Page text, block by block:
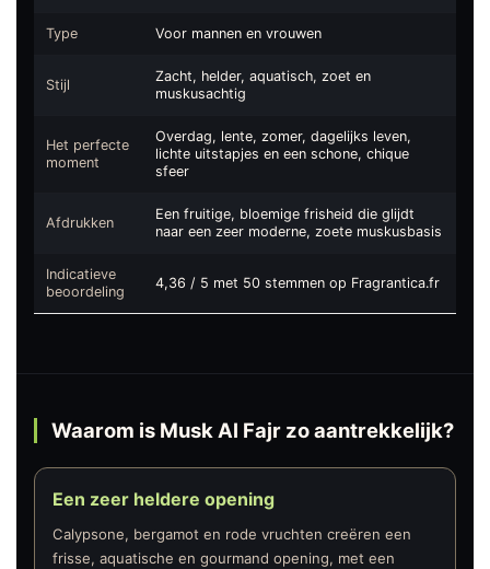
Type Voor mannen en vrouwen
Stijl
Zacht, helder, aquatisch, zoet en
muskusachtig
Het perfecte
moment
Overdag, lente, zomer, dagelijks leven,
lichte uitstapjes en een schone, chique
sfeer
Afdrukken
Een fruitige, bloemige frisheid die glijdt
naar een zeer moderne, zoete muskusbasis
Indicatieve
beoordeling
4,36 / 5 met 50 stemmen op Fragrantica.fr
Waarom is Musk Al Fajr zo aantrekkelijk?
Een zeer heldere opening
Calypsone, bergamot en rode vruchten creëren een
frisse, aquatische en gourmand opening, met een